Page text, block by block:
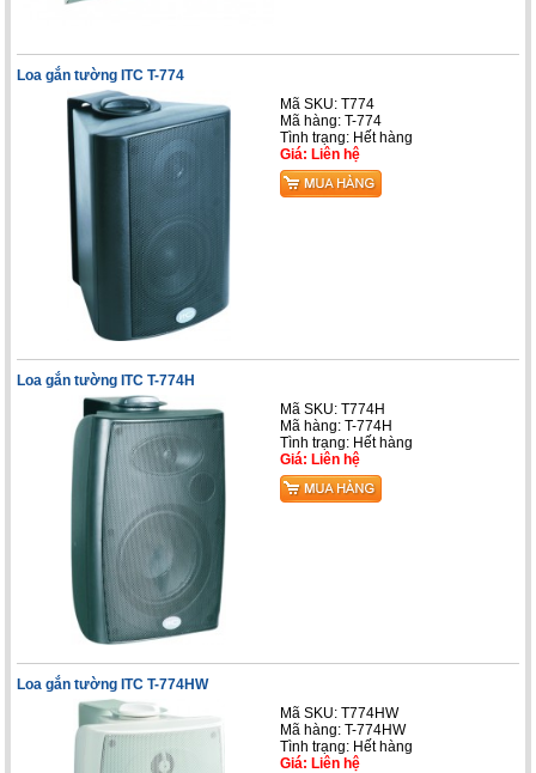
Loa gắn tường ITC T-774
Mã SKU: T774
Mã hàng: T-774
Tình trạng: Hết hàng
Giá: Liên hệ
Loa gắn tường ITC T-774H
Mã SKU: T774H
Mã hàng: T-774H
Tình trạng: Hết hàng
Giá: Liên hệ
Loa gắn tường ITC T-774HW
Mã SKU: T774HW
Mã hàng: T-774HW
Tình trạng: Hết hàng
Giá: Liên hệ